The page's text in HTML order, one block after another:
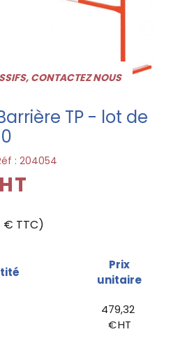
CONTACTEZ NOUS
TP - lot de
:204054
€ TTC)
Prix
unitaire
479,32
€ HT